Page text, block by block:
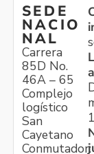
SEDE
NACIO
NAL
Carrera
85D No.
46A – 65
Complejo
logístico
San
Cayetano
Conmutador: